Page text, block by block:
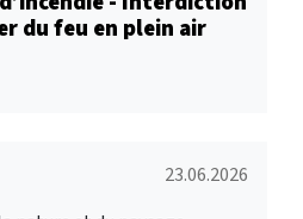
du feu en plein air
23.06.2026